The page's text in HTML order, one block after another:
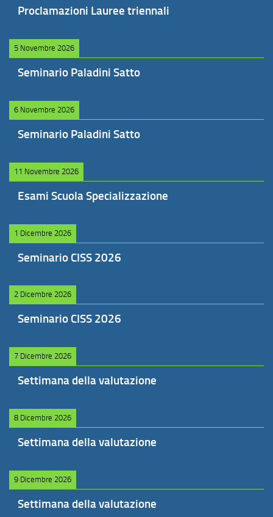
Proclamazioni Lauree triennali
5 Novembre 2026
Seminario Paladini Satto
6 Novembre 2026
Seminario Paladini Satto
11 Novembre 2026
Esami Scuola Specializzazione
1 Dicembre 2026
Seminario CISS 2026
2 Dicembre 2026
Seminario CISS 2026
7 Dicembre 2026
Settimana della valutazione
8 Dicembre 2026
Settimana della valutazione
9 Dicembre 2026
Settimana della valutazione